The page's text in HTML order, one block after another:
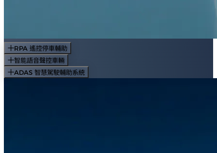
RPA 遙控停車輔助
智能語音聲控車輛
ADAS 智慧駕駛輔助系統